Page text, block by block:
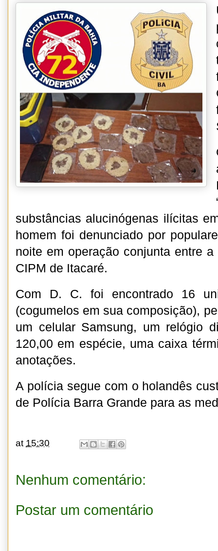
substâncias alucinógenas ilícitas
homem foi denunciado por
noite em operação conjunta entre
CIPM de Itacaré.
Com D. C. foi encontrado 16
(cogumelos em sua composição),
um celular Samsung, um relógio
120,00 em espécie, uma caixa
anotações.
A polícia segue com o holandês
de Polícia Barra Grande para as
at 15:30
Nenhum comentário:
Postar um comentário